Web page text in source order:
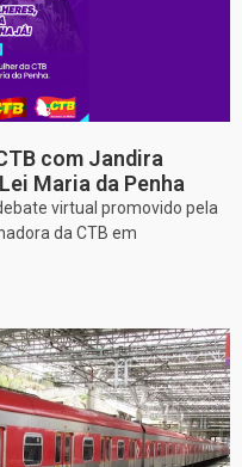
com Jandira
Maria da Penha
virtual promovido pela
da CTB em